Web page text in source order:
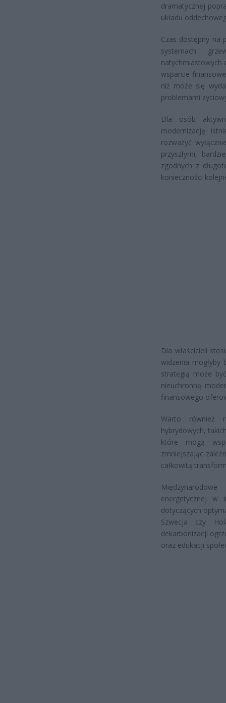
dramatycznej
układu
Czas dostępny na
systemach
natychmiastowych
wsparcie
niż może się
problemami
Dla osób
modernizację
rozważyć
przyszłymi,
zgodnych z
konieczności
Dla właścicieli
widzenia
strategią może
nieuchronną
finansowego
Warto również
hybrydowych,
które mogą
zmniejszając
całkowitą
energetycznej w
dotyczących
Szwecja czy
dekarbonizacji
oraz edukacji